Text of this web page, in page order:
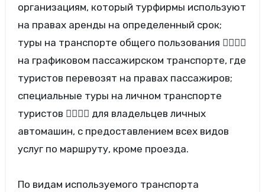
организациям, который турфирмы используют
на правах аренды на определенный срок;
туры на транспорте общего пользования 
на графиковом пассажирском транспорте, где
туристов перевозят на правах пассажиров;
специальные туры на личном транспорте
туристов  для владельцев личных
автомашин, с предоставлением всех видов
услуг по маршруту, кроме проезда.
По видам используемого транспорта